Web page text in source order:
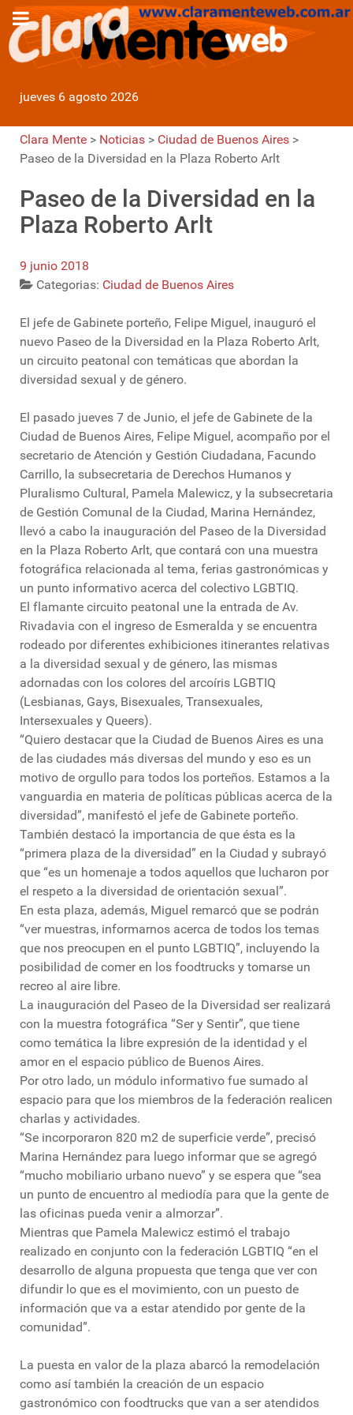
jueves 6 agosto 2026
Clara Mente > Noticias > Ciudad de Buenos Aires >
Paseo de la Diversidad en la Plaza Roberto Arlt
Paseo de la Diversidad en la
Plaza Roberto Arlt
9 junio 2018
Categorias: Ciudad de Buenos Aires
El jefe de Gabinete porteño, Felipe Miguel, inauguró el
nuevo Paseo de la Diversidad en la Plaza Roberto Arlt,
un circuito peatonal con temáticas que abordan la
diversidad sexual y de género.
El pasado jueves 7 de Junio, el jefe de Gabinete de la
Ciudad de Buenos Aires, Felipe Miguel, acompaño por el
secretario de Atención y Gestión Ciudadana, Facundo
Carrillo, la subsecretaria de Derechos Humanos y
Pluralismo Cultural, Pamela Malewicz, y la subsecretaria
de Gestión Comunal de la Ciudad, Marina Hernández,
llevó a cabo la inauguración del Paseo de la Diversidad
en la Plaza Roberto Arlt, que contará con una muestra
fotográfica relacionada al tema, ferias gastronómicas y
un punto informativo acerca del colectivo LGBTIQ.
El flamante circuito peatonal une la entrada de Av.
Rivadavia con el ingreso de Esmeralda y se encuentra
rodeado por diferentes exhibiciones itinerantes relativas
a la diversidad sexual y de género, las mismas
adornadas con los colores del arcoíris LGBTIQ
(Lesbianas, Gays, Bisexuales, Transexuales,
Intersexuales y Queers).
“Quiero destacar que la Ciudad de Buenos Aires es una
de las ciudades más diversas del mundo y eso es un
motivo de orgullo para todos los porteños. Estamos a la
vanguardia en materia de políticas públicas acerca de la
diversidad”, manifestó el jefe de Gabinete porteño.
También destacó la importancia de que ésta es la
“primera plaza de la diversidad” en la Ciudad y subrayó
que “es un homenaje a todos aquellos que lucharon por
el respeto a la diversidad de orientación sexual”.
En esta plaza, además, Miguel remarcó que se podrán
“ver muestras, informarnos acerca de todos los temas
que nos preocupen en el punto LGBTIQ”, incluyendo la
posibilidad de comer en los foodtrucks y tomarse un
recreo al aire libre.
La inauguración del Paseo de la Diversidad ser realizará
con la muestra fotográfica “Ser y Sentir”, que tiene
como temática la libre expresión de la identidad y el
amor en el espacio público de Buenos Aires.
Por otro lado, un módulo informativo fue sumado al
espacio para que los miembros de la federación realicen
charlas y actividades.
“Se incorporaron 820 m2 de superficie verde”, precisó
Marina Hernández para luego informar que se agregó
“mucho mobiliario urbano nuevo” y se espera que “sea
un punto de encuentro al mediodía para que la gente de
las oficinas pueda venir a almorzar”.
Mientras que Pamela Malewicz estimó el trabajo
realizado en conjunto con la federación LGBTIQ “en el
desarrollo de alguna propuesta que tenga que ver con
difundir lo que es el movimiento, con un puesto de
información que va a estar atendido por gente de la
comunidad”.
La puesta en valor de la plaza abarcó la remodelación
como así también la creación de un espacio
gastronómico con foodtrucks que van a ser atendidos